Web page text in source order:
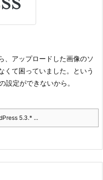
、アップロードした画像のソ
て困っていました。
という
定ができないから。
5.3.* ...